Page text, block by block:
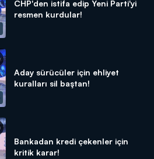
CHP'den istifa edip Yeni Parti'yi
resmen kurdular!
Aday sürücüler için ehliyet
kuralları sil baştan!
Bankadan kredi çekenler için
kritik karar!